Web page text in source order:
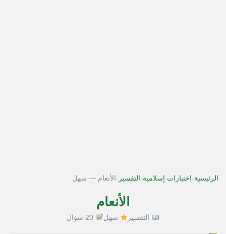
الرئيسية‹ اختبارات إسلامية‹ التفسير ‹ الأنعام — سهل
الأنعام
التفسير سهل